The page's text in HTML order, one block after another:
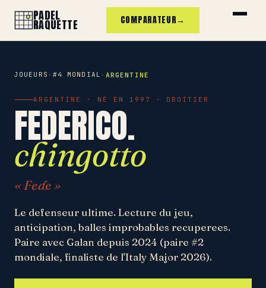
PADEL
RAQUETTE COMPARATEUR→
JOUEURS · #4 MONDIAL · ARGENTINE
ARGENTINE · NÉ EN 1997 · DROITIER
FEDERICO.
chingotto
« Fede »
Le defenseur ultime. Lecture du jeu,
anticipation, balles improbables recuperees.
Paire avec Galan depuis 2024 (paire #2
mondiale, finaliste de l'Italy Major 2026).